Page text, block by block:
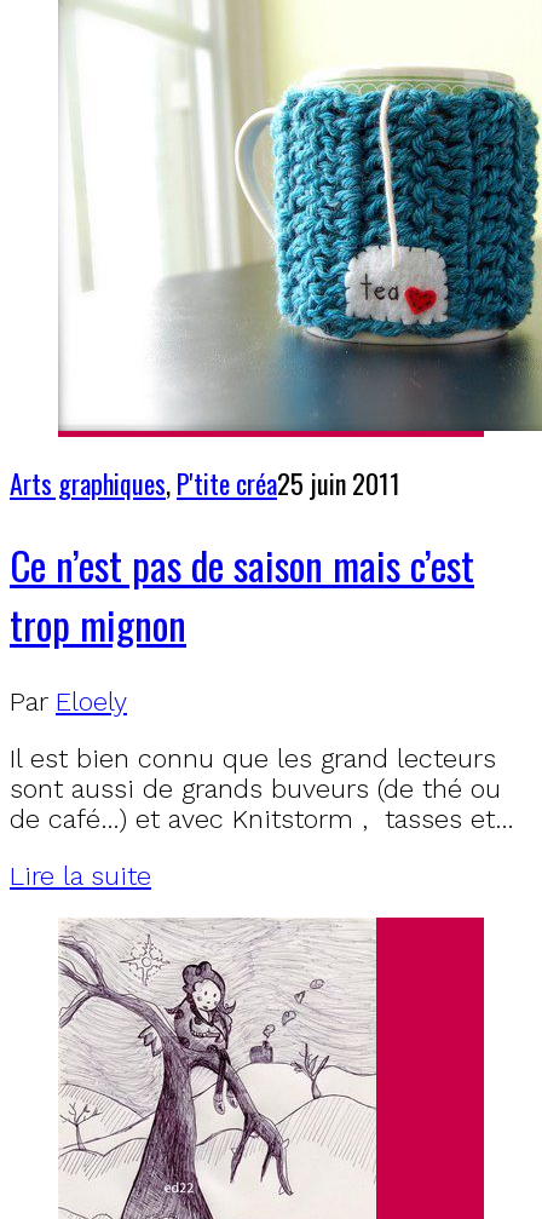
Arts graphiques,P'tite créa25 juin 2011
Ce n’est pas de saison mais c’est
trop mignon
Par Eloely
Il est bien connu que les grand lecteurs
sont aussi de grands buveurs (de thé ou
de café…) et avec Knitstorm , tasses et…
Lire la suite